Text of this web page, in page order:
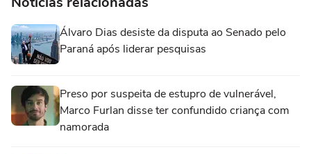
Álvaro Dias desiste da disputa ao Senado pelo
Paraná após liderar pesquisas
Preso por suspeita de estupro de vulnerável,
Marco Furlan disse ter confundido criança com
namorada